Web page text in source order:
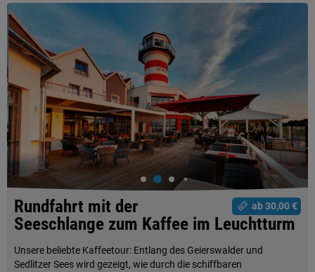
ab 30,00 €
Rundfahrt mit der
Seeschlange zum Kaffee im Leuchtturm
Unsere beliebte Kaffeetour: Entlang des Geierswalder und
Sedlitzer Sees wird gezeigt, wie durch die schiffbaren